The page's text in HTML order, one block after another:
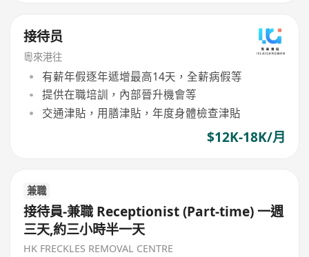
接待员
粵來港往
有薪年假逐年遞增最高14天，全薪病假等
提供在職培訓，內部晉升機會等
交通津貼，用膳津貼，年度身體檢查津貼
$12K-18K/月
兼職
接待員-兼職 Receptionist (Part-time) 一週
三天,約三小時半一天
HK FRECKLES REMOVAL CENTRE